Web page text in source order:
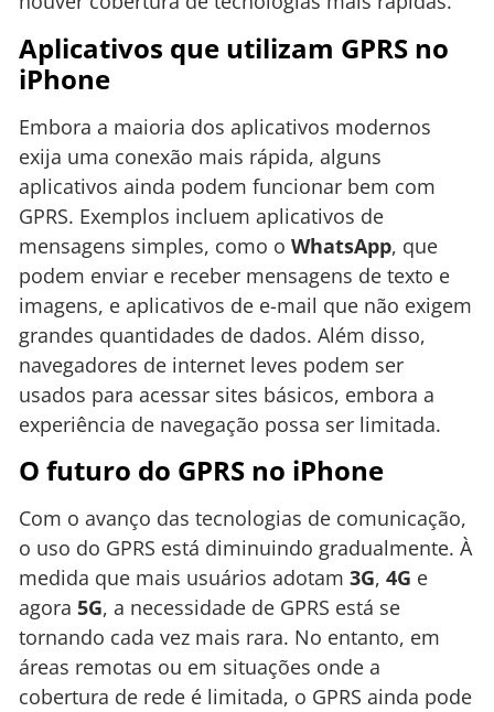
Aplicativos que utilizam GPRS no
iPhone
Embora a maioria dos aplicativos modernos
exija uma conexão mais rápida, alguns
aplicativos ainda podem funcionar bem com
GPRS. Exemplos incluem aplicativos de
mensagens simples, como o WhatsApp, que
podem enviar e receber mensagens de texto e
imagens, e aplicativos de e-mail que não exigem
grandes quantidades de dados. Além disso,
navegadores de internet leves podem ser
usados para acessar sites básicos, embora a
experiência de navegação possa ser limitada.
O futuro do GPRS no iPhone
Com o avanço das tecnologias de comunicação,
o uso do GPRS está diminuindo gradualmente. À
medida que mais usuários adotam 3G, 4G e
agora 5G, a necessidade de GPRS está se
tornando cada vez mais rara. No entanto, em
áreas remotas ou em situações onde a
cobertura de rede é limitada, o GPRS ainda pode